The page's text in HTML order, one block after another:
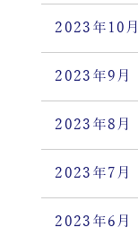
2023年10月
2023年9月
2023年8月
2023年7月
2023年6月